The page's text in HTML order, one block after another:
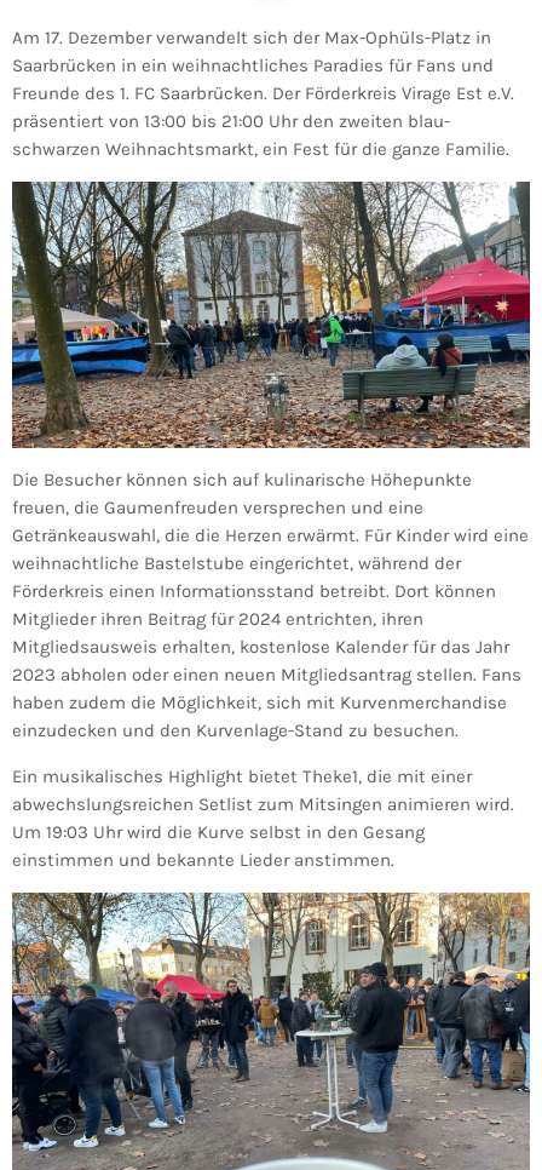
Am 17. Dezember verwandelt sich der Max-Ophüls-Platz in
Saarbrücken in ein weihnachtliches Paradies für Fans und
Freunde des 1. FC Saarbrücken. Der Förderkreis Virage Est e.V.
präsentiert von 13:00 bis 21:00 Uhr den zweiten blau-
schwarzen Weihnachtsmarkt, ein Fest für die ganze Familie.
Die Besucher können sich auf kulinarische Höhepunkte
freuen, die Gaumenfreuden versprechen und eine
Getränkeauswahl, die die Herzen erwärmt. Für Kinder wird eine
weihnachtliche Bastelstube eingerichtet, während der
Förderkreis einen Informationsstand betreibt. Dort können
Mitglieder ihren Beitrag für 2024 entrichten, ihren
Mitgliedsausweis erhalten, kostenlose Kalender für das Jahr
2023 abholen oder einen neuen Mitgliedsantrag stellen. Fans
haben zudem die Möglichkeit, sich mit Kurvenmerchandise
einzudecken und den Kurvenlage-Stand zu besuchen.
Ein musikalisches Highlight bietet Theke1, die mit einer
abwechslungsreichen Setlist zum Mitsingen animieren wird.
Um 19:03 Uhr wird die Kurve selbst in den Gesang
einstimmen und bekannte Lieder anstimmen.